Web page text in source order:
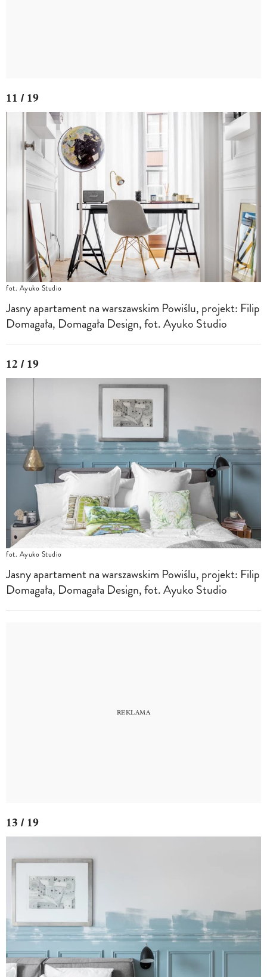
11 / 19
fot. Ayuko Studio
Jasny apartament na warszawskim Powiślu, projekt: Filip
Domagała, Domagała Design, fot. Ayuko Studio
12 / 19
fot. Ayuko Studio
Jasny apartament na warszawskim Powiślu, projekt: Filip
Domagała, Domagała Design, fot. Ayuko Studio
13 / 19